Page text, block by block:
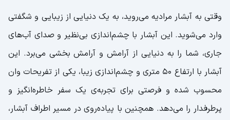
وقتی به آبشار مرادیه می‌روید، به یک دنیایی از زیبایی و شگفتی
وارد می‌شوید. این آبشار با چشم‌اندازی بی‌نظیر و صدای آب‌های
جاری، شما را به دنیایی از آرامش و آرامش بخشی می‌برد. این
آبشار با ارتفاع ۵۰ متری و چشم‌اندازی زیبا، یکی از تفریحات وان
محسوب شده و فرصتی برای تجربه‌ی یک سفر خاطره‌انگیز و
پرطرفدار را می‌دهد. همچنین با پیاده‌روی در مسیر اطراف آبشار،